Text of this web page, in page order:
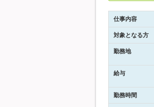
仕事内容
対象となる方
勤務地
給与
勤務時間